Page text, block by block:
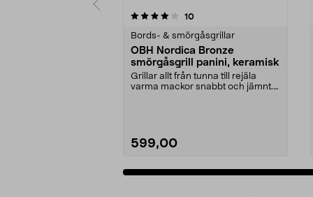
10recensioner
Bords- & smörgåsgrillar
OBH Nordica Bronze
smörgåsgrill panini, keramisk
Grillar allt från tunna till rejäla
varma mackor snabbt och jämnt.
599,00
4.0 av 5 stjärnor